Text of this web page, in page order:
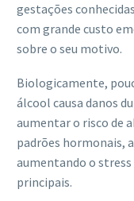
gestações
com grande custo
sobre o seu motivo.
Biologicamente,
álcool causa danos
aumentar o risco de
padrões hormonais,
aumentando o stress
principais.